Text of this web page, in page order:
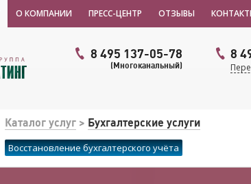
О КОМПАНИИ ПРЕСС-ЦЕНТР ОТЗЫВЫ
8 495 137-05-78
(Многоканальный)
8
Каталог услуг > Бухгалтерские услуги
Восстановление бухгалтерского учёта